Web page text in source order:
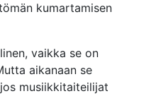
kumartamisen
vaikka se on
aikanaan se
musiikkitaiteilijat